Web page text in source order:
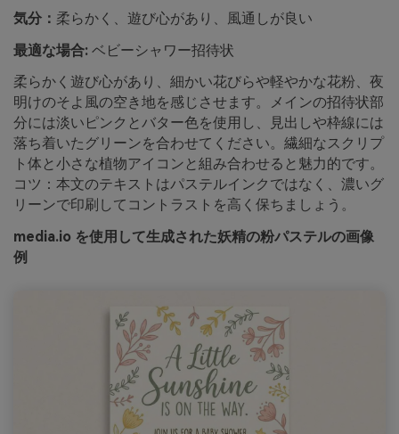
気分： 柔らかく、遊び心があり、風通しが良い
最適な場合: ベビーシャワー招待状
柔らかく遊び心があり、細かい花びらや軽やかな花粉、夜
明けのそよ風の空き地を感じさせます。メインの招待状部
分には淡いピンクとバター色を使用し、見出しや枠線には
落ち着いたグリーンを合わせてください。繊細なスクリプ
ト体と小さな植物アイコンと組み合わせると魅力的です。
コツ：本文のテキストはパステルインクではなく、濃いグ
リーンで印刷してコントラストを高く保ちましょう。
media.io を使用して生成された妖精の粉パステルの画像
例